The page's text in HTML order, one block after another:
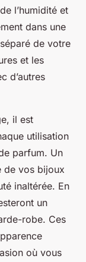
l’humidité et
dans une
de votre
et les
d’autres
il est
utilisation
parfum. Un
de vos bijoux
inaltérée. En
un
robe. Ces
où vous